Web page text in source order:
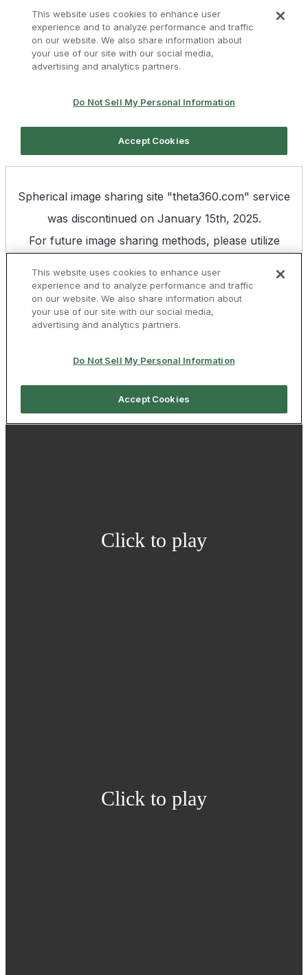
Click to play
Click to play